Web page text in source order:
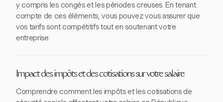
y compris les congés et les périodes creuses. En tenant
compte de ces éléments, vous pouvez vous assurer que
vos tarifs sont compétitifs tout en soutenant votre
entreprise.
Impact des impôts et des cotisations sur votre salaire
Comprendre comment les impôts et les cotisations de